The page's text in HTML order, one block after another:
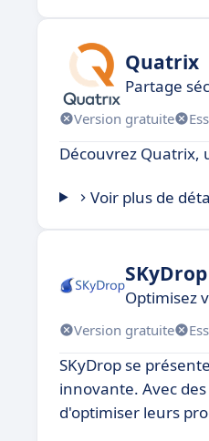
Quatrix
Partage
Version gratuite
Découvrez Quatrix,
Voir plus de
SKyDrop
Optimisez
Version gratuite
SKyDrop se
innovante. Avec
d'optimiser leurs